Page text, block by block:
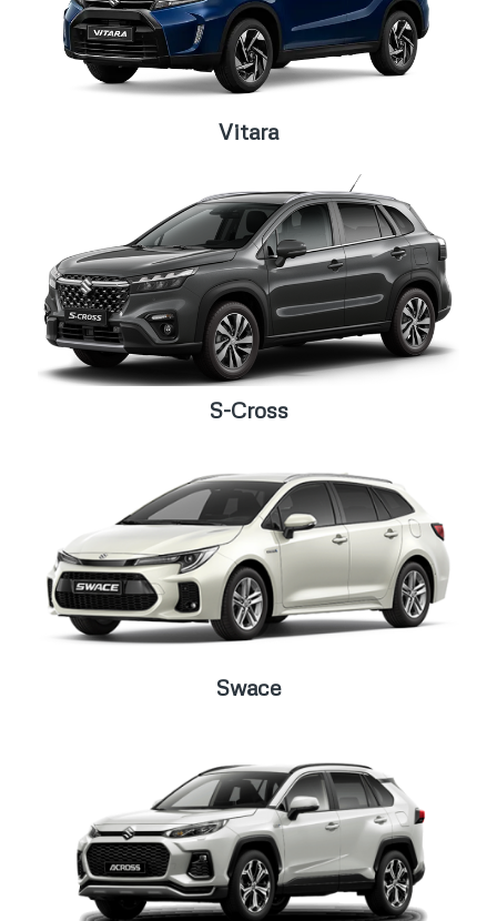
Vitara
S-Cross
Swace